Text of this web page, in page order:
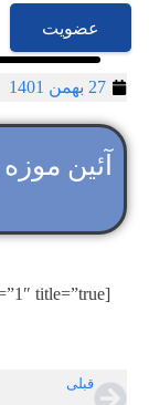
عضویت
27 بهمن 1401
آئین موزه
[gravityform id=”1″ title=”true”]
قبلی